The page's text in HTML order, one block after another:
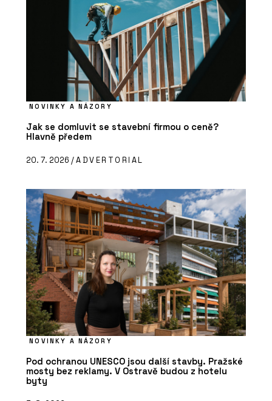
NOVINKY A NÁZORY
Jak se domluvit se stavební firmou o ceně?
Hlavně předem
20. 7. 2026 /ADVERTORIAL
NOVINKY A NÁZORY
Pod ochranou UNESCO jsou další stavby. Pražské
mosty bez reklamy. V Ostravě budou z hotelu
byty